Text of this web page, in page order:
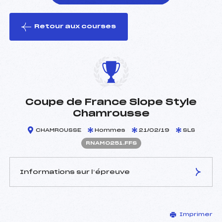
le ski
Retour aux courses
Coupe de France Slope Style
Chamrousse
CHAMROUSSE Hommes 21/02/19 SLS
RNAM0251.FFS
Informations sur l’épreuve
BERTRAND FABIEN (SA)
Imprimer